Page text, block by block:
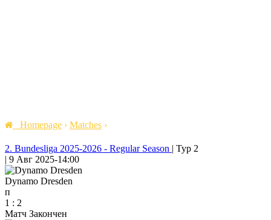
Homepage › Matches ›
2. Bundesliga 2025-2026 - Regular Season | Тур 2
| 9 Авг 2025-14:00
Dynamo Dresden
п
1 : 2
Матч Закончен